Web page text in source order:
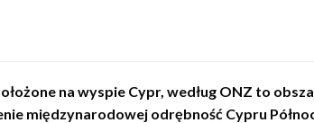
na wyspie Cypr, według ONZ to
międzynarodowej odrębność Cypru